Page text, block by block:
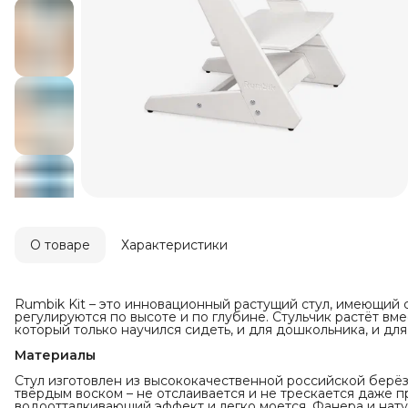
О товаре Характеристики
Rumbik Kit – это инновационный растущий стул, имеющий
регулируются по высоте и по глубине. Стульчик растёт
который только научился сидеть, и для дошкольника, и
Материалы
Стул изготовлен из высококачественной российской
твёрдым воском – не отслаивается и не трескается даже